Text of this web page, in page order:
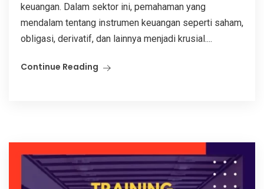
keuangan. Dalam sektor ini, pemahaman yang
mendalam tentang instrumen keuangan seperti saham,
obligasi, derivatif, dan lainnya menjadi krusial....
Continue Reading